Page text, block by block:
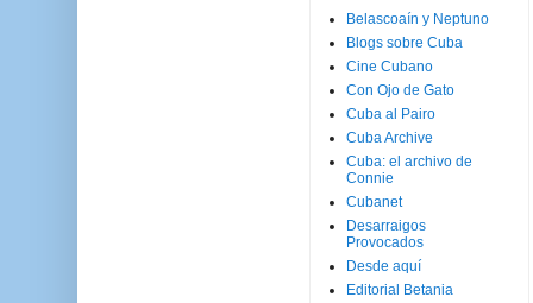
Belascoaín y Neptuno
Blogs sobre Cuba
Cine Cubano
Con Ojo de Gato
Cuba al Pairo
Cuba Archive
Cuba: el archivo de
Connie
Cubanet
Desarraigos
Provocados
Desde aquí
Editorial Betania